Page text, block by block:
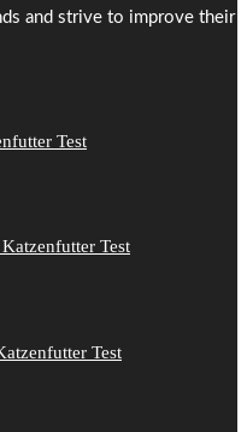
and strive to improve their
Test
Test
Test